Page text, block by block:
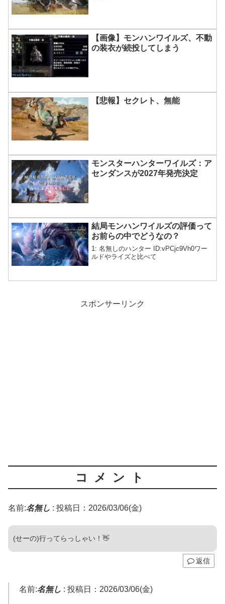
【画像】モンハンワイルズ、不動
の装衣が続投してしまう
【悲報】セクレト、無能
モンスターハンターワイルズ：ア
センダンスが2027年発売決定
結局モンハンワイルズの評価って
お前らの中でどうなの？
1: 名無しのハンター ID:vPCjc9Vh0ワー
ルドやライズと比べて
スポンサーリンク
コメント
名前:名無し : 投稿日：2026/03/06(金)
(せーの)行ってらっしゃい！👋
返信
名前:名無し : 投稿日：2026/03/06(金)